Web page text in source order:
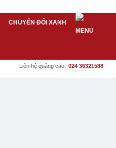
CHUYỂN ĐỔI XANH
Liên hệ quảng cáo: 024 36321588